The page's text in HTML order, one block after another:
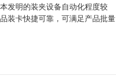
发明的装夹设备自动化程度较
装卡快捷可靠，可满足产品批量